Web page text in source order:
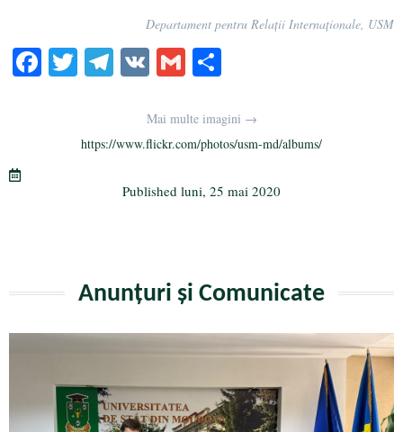
Departament pentru Relații Internaționale, USM
Fa T
r
Te
a
m
V G
ailaj
ea
ză
Mai multe imagini →
https://www.flickr.com/photos/usm-md/albums/
Published luni, 25 mai 2020
Anunțuri și Comunicate